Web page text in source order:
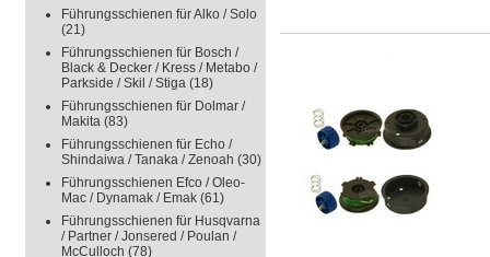
Führungsschienen für Alko / Solo
(21)
Führungsschienen für Bosch /
Black & Decker / Kress / Metabo /
Parkside / Skil / Stiga (18)
Führungsschienen für Dolmar /
Makita (83)
Führungsschienen für Echo /
Shindaiwa / Tanaka / Zenoah (30)
Führungsschienen Efco / Oleo-
Mac / Dynamak / Emak (61)
Führungsschienen für Husqvarna
/ Partner / Jonsered / Poulan /
McCulloch (78)